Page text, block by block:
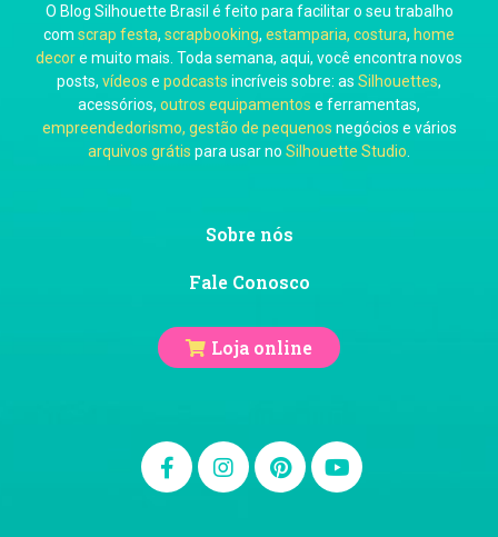
Carol Pessoa
Ju Mirthes
O Blog Silhouette Brasil é feito para facilitar o seu trabalho
com scrap festa, scrapbooking, estamparia, costura, home
decore muito mais. Toda semana, aqui, você encontra novos
posts, vídeos e podcasts incríveis sobre: as Silhouettes,
acessórios, outros equipamentos e ferramentas,
empreendedorismo, gestão de pequenos negócios e vários
arquivos grátis para usar no Silhouette Studio
Sobre nós
Fale Conosco
Loja online